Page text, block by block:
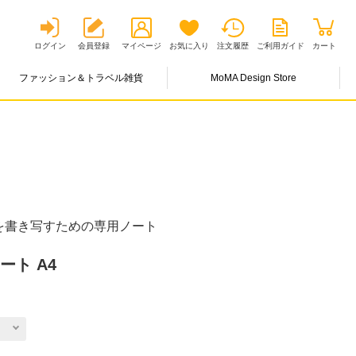
ログイン 会員登録 マイページ お気に入り 注文履歴 ご利用ガイド カート
ファッション＆トラベル雑貨 MoMA Design Store
き写すための専用ノート
ト A4